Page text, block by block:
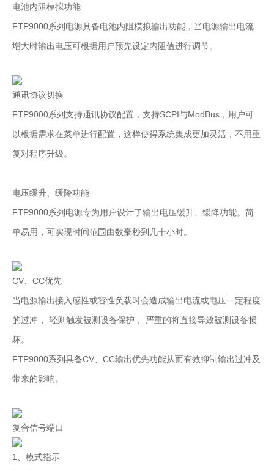
电池内阻模拟功能
FTP9000系列电源具备电池内阻模拟输出功能，当电源输出电流
增大时输出电压可根据用户预先设定内阻值进行调节。
通讯协议切换
FTP9000系列支持通讯协议配置，支持SCPI与ModBus，用户可
以根据需求在菜单进行配置，这样使得系统集成更加灵活，不用重
复对程序升级。
电压缓升、缓降功能
FTP9000系列电源专为用户设计了输出电压缓升、缓降功能。简
单易用，可实现时间范围由数毫秒到几十小时。
CV、CC优先
当电源输出接入感性或容性负载时会造成输出电流或电压一定程度
的过冲， 轻则触发被测设备保护， 严重的将直接导致被测设备损
坏。
FTP9000系列具备CV、CC输出优先功能从而有效抑制输出过冲及
带来的影响。
复合信号端口
1、模式指示